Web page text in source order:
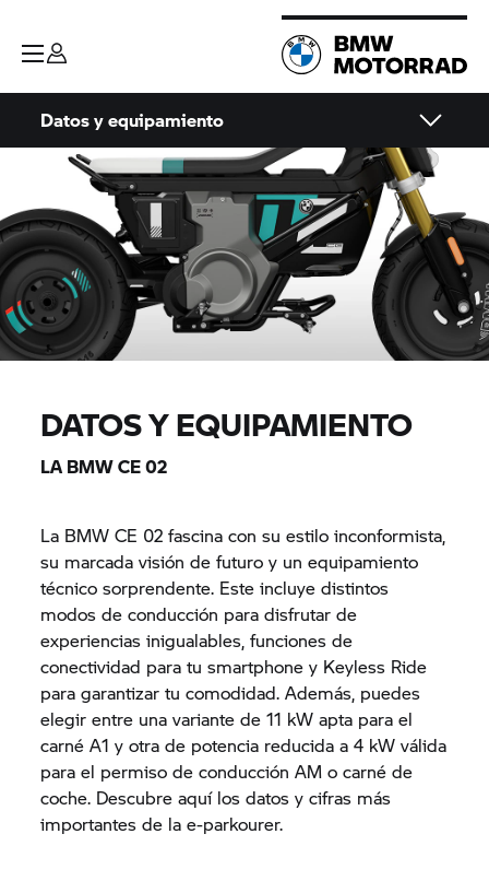
Datos y equipamiento
DATOS Y EQUIPAMIENTO
LA BMW CE 02
La BMW CE 02 fascina con su estilo inconformista,
su marcada visión de futuro y un equipamiento
técnico sorprendente. Este incluye distintos
modos de conducción para disfrutar de
experiencias inigualables, funciones de
conectividad para tu smartphone y Keyless Ride
para garantizar tu comodidad. Además, puedes
elegir entre una variante de 11 kW apta para el
carné A1 y otra de potencia reducida a 4 kW válida
para el permiso de conducción AM o carné de
coche. Descubre aquí los datos y cifras más
importantes de la e-parkourer.